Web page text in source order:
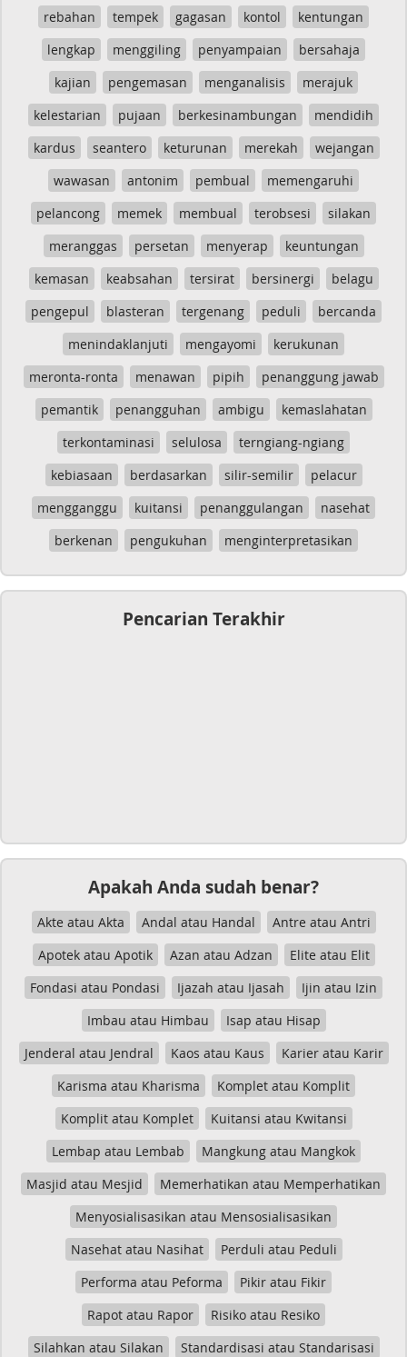
rebahan tempek gagasan kontol
kentungan
lengkap
menggiling penyampaian
bersahaja
kajian
pengemasan menganalisis
merajuk
kelestarian
pujaan berkesinambungan
mendidih
kardus
seantero keturunan merekah
wejangan
wawasan
antonim pembual
memengaruhi
pelancong
memek membual terobsesi
silakan
meranggas
persetan menyerap
keuntungan
kemasan
keabsahan tersirat bersinergi
belagu
pengepul
blasteran tergenang peduli
bercanda
menindaklanjuti
mengayomi
kerukunan
meronta-ronta
menawan pipih
penanggung jawab
pemantik
penangguhan ambigu
kemaslahatan
terkontaminasi
selulosa
terngiang-ngiang
kebiasaan
berdasarkan silir-semilir
pelacur
mengganggu
kuitansi penanggulangan
nasehat
berkenan
pengukuhan menginterpretasikan
Pencarian Terakhir
Apakah Anda sudah benar?
Akte atau Akta Andal atau Handal
Antre atau Antri
Apotek atau Apotik
Azan atau Adzan
Elite atau Elit
Fondasi atau Pondasi
Ijazah atau Ijasah
Ijin atau Izin
Imbau atau Himbau
Isap atau Hisap
Jenderal atau Jendral
Kaos atau Kaus
Karier atau Karir
Karisma atau Kharisma
Komplet atau Komplit
Komplit atau Komplet
Kuitansi atau Kwitansi
Lembap atau Lembab
Mangkung atau Mangkok
Masjid atau Mesjid
Memerhatikan atau Memperhatikan
Menyosialisasikan atau Mensosialisasikan
Nasehat atau Nasihat
Perduli atau Peduli
Performa atau Peforma
Pikir atau Fikir
Rapot atau Rapor
Risiko atau Resiko
Silahkan atau Silakan
Standardisasi atau Standarisasi